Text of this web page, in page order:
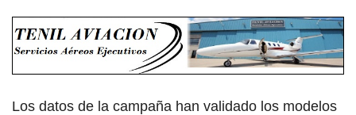
Los datos de la campaña han validado los modelos